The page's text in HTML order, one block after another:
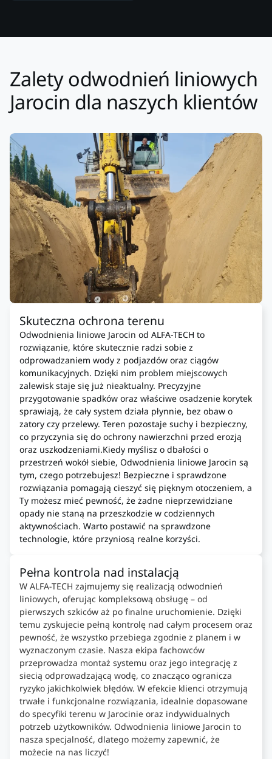
Zalety odwodnień liniowych
Jarocin dla naszych klientów
Skuteczna ochrona terenu
Odwodnienia liniowe Jarocin od ALFA-TECH to
rozwiązanie, które skutecznie radzi sobie z
odprowadzaniem wody z podjazdów oraz ciągów
komunikacyjnych. Dzięki nim problem miejscowych
zalewisk staje się już nieaktualny. Precyzyjne
przygotowanie spadków oraz właściwe osadzenie korytek
sprawiają, że cały system działa płynnie, bez obaw o
zatory czy przelewy. Teren pozostaje suchy i bezpieczny,
co przyczynia się do ochrony nawierzchni przed erozją
oraz uszkodzeniami.Kiedy myślisz o dbałości o
przestrzeń wokół siebie, Odwodnienia liniowe Jarocin są
tym, czego potrzebujesz! Bezpieczne i sprawdzone
rozwiązania pomagają cieszyć się pięknym otoczeniem, a
Ty możesz mieć pewność, że żadne nieprzewidziane
opady nie staną na przeszkodzie w codziennych
aktywnościach. Warto postawić na sprawdzone
technologie, które przyniosą realne korzyści.
Pełna kontrola nad instalacją
W ALFA-TECH zajmujemy się realizacją odwodnień
liniowych, oferując kompleksową obsługę – od
pierwszych szkiców aż po finalne uruchomienie. Dzięki
temu zyskujecie pełną kontrolę nad całym procesem oraz
pewność, że wszystko przebiega zgodnie z planem i w
wyznaczonym czasie. Nasza ekipa fachowców
przeprowadza montaż systemu oraz jego integrację z
siecią odprowadzającą wodę, co znacząco ogranicza
ryzyko jakichkolwiek błędów. W efekcie klienci otrzymują
trwałe i funkcjonalne rozwiązania, idealnie dopasowane
do specyfiki terenu w Jarocinie oraz indywidualnych
potrzeb użytkowników. Odwodnienia liniowe Jarocin to
nasza specjalność, dlatego możemy zapewnić, że
możecie na nas liczyć!